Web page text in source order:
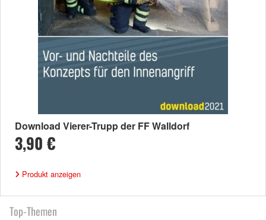
Download Vierer-Trupp der FF Walldorf
3,90 €
Produkt anzeigen
Top-Themen